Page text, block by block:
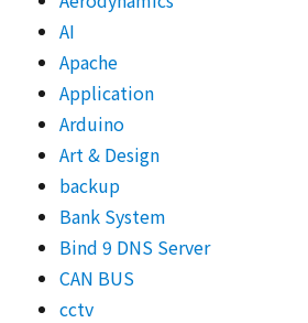
AI
Apache
Application
Arduino
Art & Design
backup
Bank System
Bind 9 DNS Server
CAN BUS
cctv